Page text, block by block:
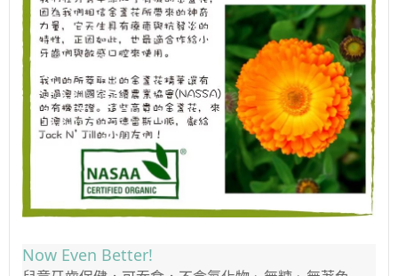
Now Even Better!